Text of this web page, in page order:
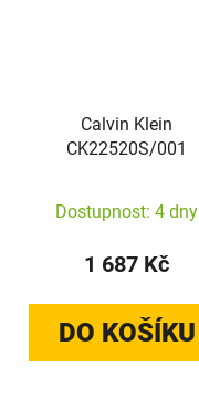
Calvin Klein
CK22520S/001
Dostupnost: 4 dny
1 687 Kč
DO KOŠÍKU